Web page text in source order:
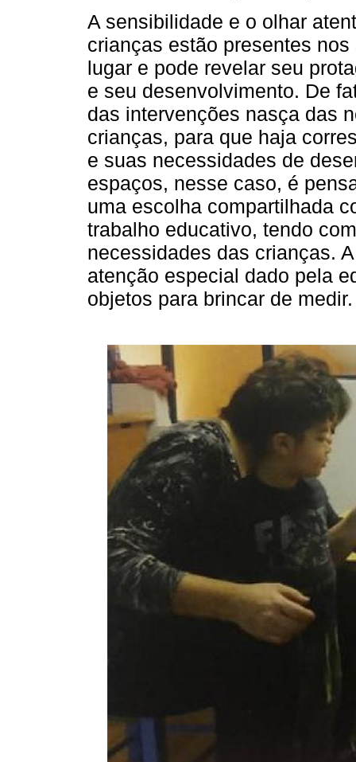
A sensibilidade e o olhar
crianças estão presentes
lugar e pode revelar seu
e seu desenvolvimento. De
das intervenções nasça das
crianças, para que haja
e suas necessidades de
espaços, nesse caso, é
uma escolha compartilhada
trabalho educativo, tendo
necessidades das crianças.
atenção especial dado pela
objetos para brincar de medir.